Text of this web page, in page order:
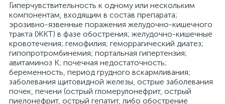
Гиперчувствительность к одному или нескольким
компонентам, входящим в состав препарата;
эрозивно-язвенные поражения желудочно-кишечного
тракта (ЖКТ) в фазе обострения; желудочно-кишечные
кровотечения; гемофилия; геморрагический диатез;
гипопротромбинемия; портальная гипертензия;
авитаминоз К; почечная недостаточность;
беременность, период грудного вскармливания;
заболевания щитовидной железы, острые заболевания
почек, печени (острый гломерулонефрит, острый
пиелонефрит, острый гепатит, либо обострение